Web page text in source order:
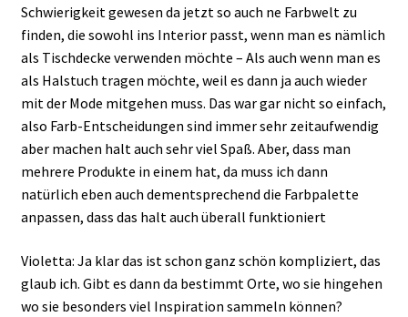
Schwierigkeit gewesen da jetzt so auch ne Farbwelt zu
finden, die sowohl ins Interior passt, wenn man es nämlich
als Tischdecke verwenden möchte – Als auch wenn man es
als Halstuch tragen möchte, weil es dann ja auch wieder
mit der Mode mitgehen muss. Das war gar nicht so einfach,
also Farb-Entscheidungen sind immer sehr zeitaufwendig
aber machen halt auch sehr viel Spaß. Aber, dass man
mehrere Produkte in einem hat, da muss ich dann
natürlich eben auch dementsprechend die Farbpalette
anpassen, dass das halt auch überall funktioniert
Violetta: Ja klar das ist schon ganz schön kompliziert, das
glaub ich. Gibt es dann da bestimmt Orte, wo sie hingehen
wo sie besonders viel Inspiration sammeln können?